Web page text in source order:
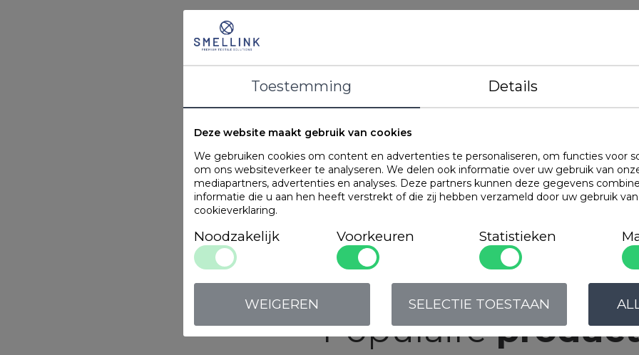
OMSCHRIJVING
Waterdichte
zorgt ervoor dat
Door
de natuurlijke
dan badstof.
Populaire
Toestemming Details
Deze website maakt gebruik van cookies
We gebruiken cookies om content en advertenties te personaliseren, om functies voor
om ons websiteverkeer te analyseren. We delen ook informatie over uw gebruik van
mediapartners, advertenties en analyses. Deze partners kunnen deze gegevens
informatie die u aan hen heeft verstrekt of die zij hebben verzameld door uw gebruik
cookieverklaring.
Noodzakelijk Voorkeuren Statistieken
WEIGEREN SELECTIE TOESTAAN